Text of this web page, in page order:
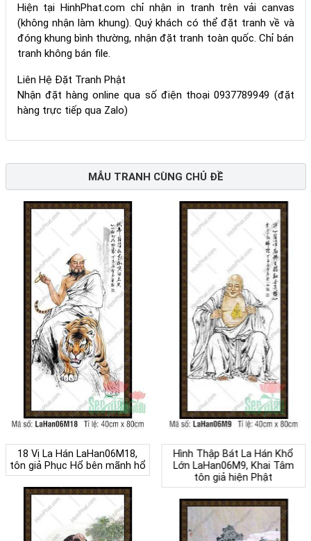
Hiện tại HinhPhat.com chỉ nhận in tranh trên vải canvas
(không nhận làm khung). Quý khách có thể đặt tranh về và
đóng khung bình thường, nhận đặt tranh toàn quốc. Chỉ bán
tranh không bán file.
Liên Hệ Đặt Tranh Phật
Nhận đặt hàng online qua số điện thoại 0937789949 (đặt
hàng trực tiếp qua Zalo)
MẪU TRANH CÙNG CHỦ ĐỀ
18 Vị La Hán LaHan06M18,
tôn giả Phục Hổ bên mãnh hổ
Hình Thập Bát La Hán Khổ
Lớn LaHan06M9, Khai Tâm
tôn giả hiện Phật